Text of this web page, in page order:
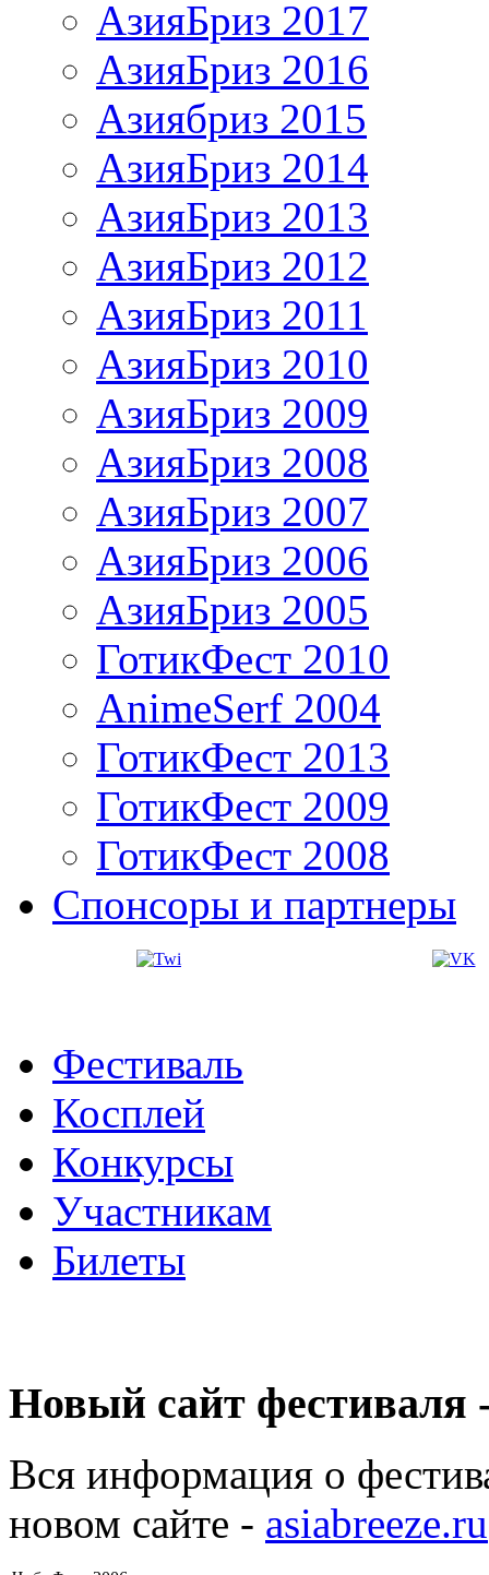
АзияБриз 2017
АзияБриз 2016
Азиябриз 2015
АзияБриз 2014
АзияБриз 2013
АзияБриз 2012
АзияБриз 2011
АзияБриз 2010
АзияБриз 2009
АзияБриз 2008
АзияБриз 2007
АзияБриз 2006
АзияБриз 2005
ГотикФест 2010
AnimeSerf 2004
ГотикФест 2013
ГотикФест 2009
ГотикФест 2008
Спонсоры и партнеры
Фестиваль
Косплей
Конкурсы
Участникам
Билеты
Новый сайт фестиваля
Вся информация о
новом сайте - asiabreeze.ru